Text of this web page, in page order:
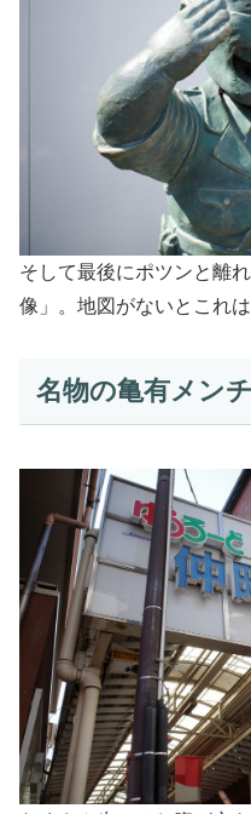
そして最後にポツンと離
像」。地図がないとこれ
名物の亀有メン